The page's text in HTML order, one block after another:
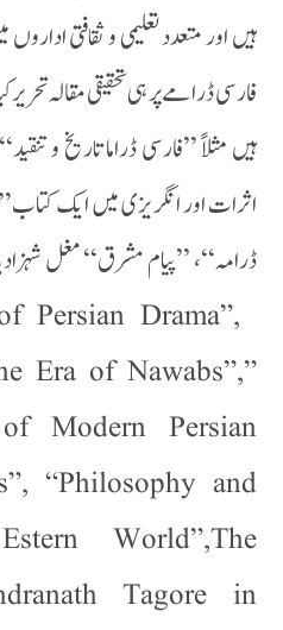
ہیں اور متعدد تعلیمی و ثقافتی
فارسی ڈرامے پر ہی تحقیقی مقالہ
ہیں مثلاً ’’فارسی ڈراما تاریخ و
اثرات اور انگریزی میں ایک
Persian Drama”,
Era of Nawabs”,”
Modern Persian
“Philosophy and
World”,The
Tagore in